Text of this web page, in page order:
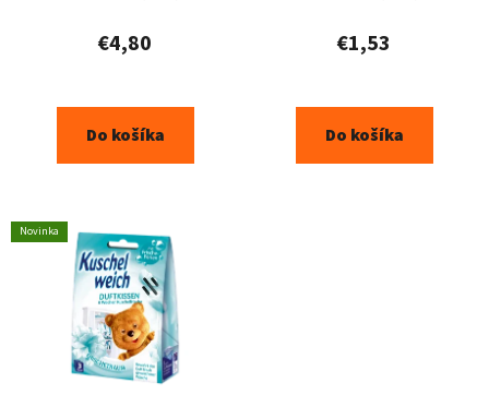
€4,80
Do košíka
€1,53
Do košíka
Novinka